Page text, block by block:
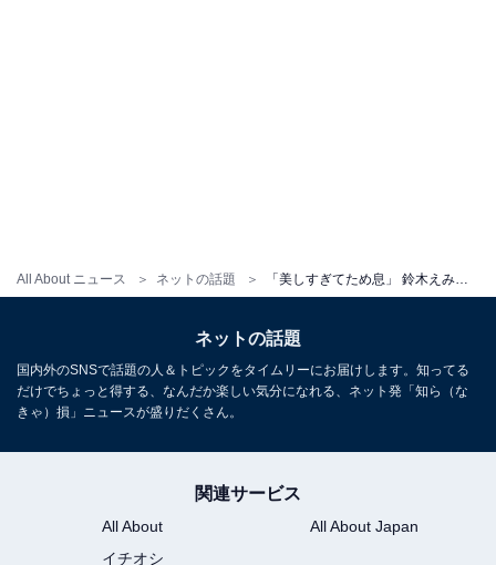
All About ニュース ネットの話題
ネットの話題
国内外のSNSで話題の人＆トピックをタイムリーにお届けします。知ってる
だけでちょっと得する、なんだか楽しい気分になれる、ネット発「知ら（な
きゃ）損」ニュースが盛りだくさん。
関連サービス
All About
All About Japan
イチオシ